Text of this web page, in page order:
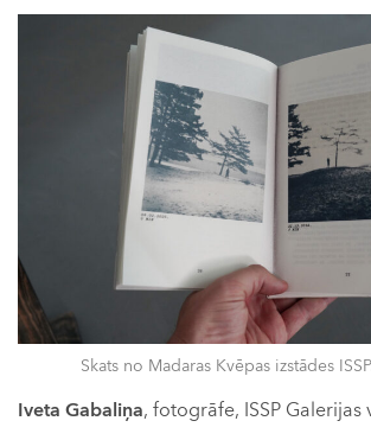
Skats no Madaras Kvēpas izstādes
Iveta Gabaliņa, fotogrāfe, ISSP Galerijas